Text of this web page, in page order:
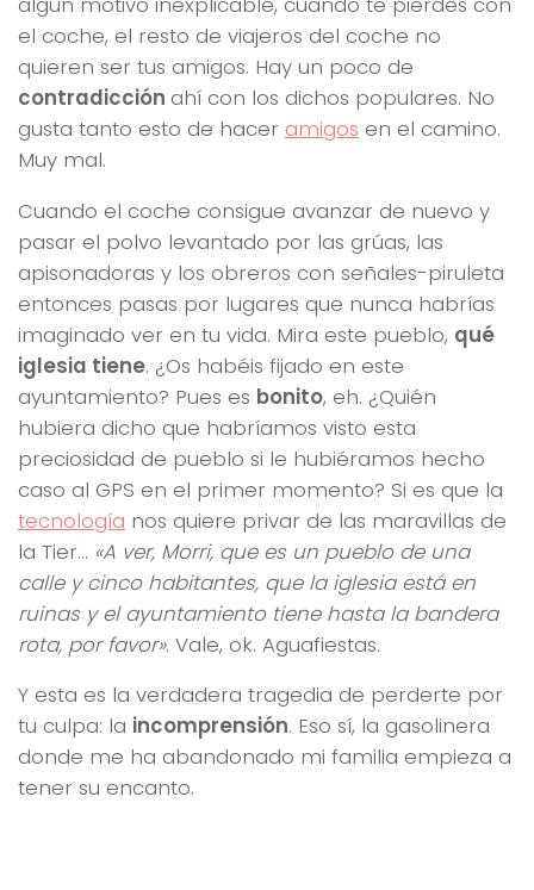
el coche, el resto de viajeros del coche no
quieren ser tus amigos. Hay un poco de
contradicción ahí con los dichos populares. No
gusta tanto esto de hacer amigos en el camino.
Muy mal.
Cuando el coche consigue avanzar de nuevo y
pasar el polvo levantado por las grúas, las
apisonadoras y los obreros con señales-piruleta
entonces pasas por lugares que nunca habrías
imaginado ver en tu vida. Mira este pueblo, qué
iglesia tiene. ¿Os habéis fijado en este
ayuntamiento? Pues es bonito, eh. ¿Quién
hubiera dicho que habríamos visto esta
preciosidad de pueblo si le hubiéramos hecho
caso al GPS en el primer momento? Si es que la
tecnología nos quiere privar de las maravillas de
la Tier… «A ver, Morri, que es un pueblo de una
calle y cinco habitantes, que la iglesia está en
ruinas y el ayuntamiento tiene hasta la bandera
rota, por favor». Vale, ok. Aguafiestas.
Y esta es la verdadera tragedia de perderte por
tu culpa: la incomprensión. Eso sí, la gasolinera
donde me ha abandonado mi familia empieza a
tener su encanto.